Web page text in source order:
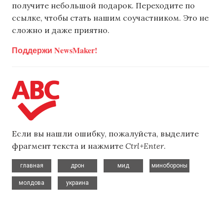
получите небольшой подарок. Переходите по
ссылке, чтобы стать нашим соучастником. Это не
сложно и даже приятно.
Поддержи NewsMaker!
Если вы нашли ошибку, пожалуйста, выделите
фрагмент текста и нажмите Ctrl+Enter.
главная
дрон
мид
минобороны
молдова
украина